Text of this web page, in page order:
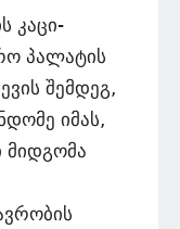
კაცი-
პალატის
შემდეგ,
იმას,
მიდგომა